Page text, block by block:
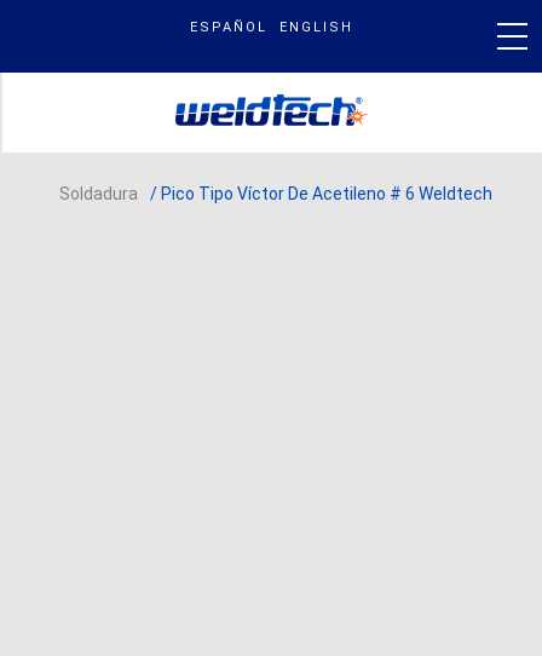
ESPAÑOL ENGLISH
PRODUCTOS
Soldadura / Pico Tipo Víctor De Acetileno # 6 Weldtech